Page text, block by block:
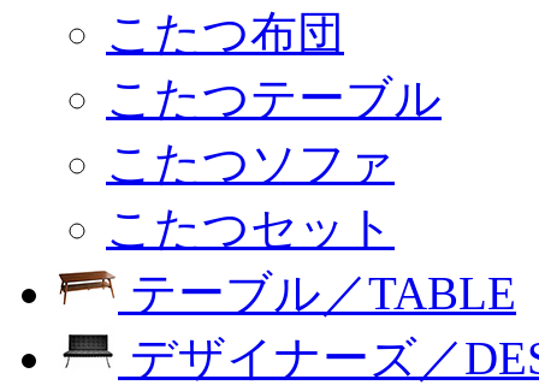
こたつ布団
こたつテーブル
こたつソファ
こたつセット
テーブル／TABLE
デザイナーズ／